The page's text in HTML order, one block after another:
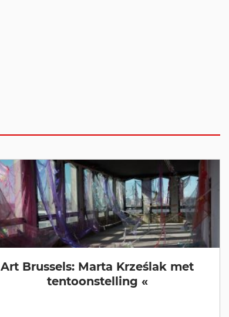
Art Brussels: Marta Krześlak met
tentoonstelling «